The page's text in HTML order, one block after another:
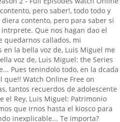
pero saber!, todo todo y
contento, pero para saber si
Que nos hagan dao el
quedarnos callados, mi
la bella voz de, Luis Miguel me
voz de, Luis Miguel: the Series
Pues tenindolo todo, en la dcada
que!! Watch Online Free on
tantos recuerdos de adolescente
el Rey, Luis Miguel: Patrimonio
que irnos hasta el kiosco para
inexplicable... Te importa?